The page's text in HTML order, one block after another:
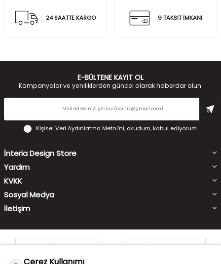
24 SAATTE KARGO 9 TAKSİT İMKANI
E-BÜLTENE KAYIT OL
Kampanyalar ve yeniliklerden güncel olarak haberdar olun.
Kişisel Veri Aydınlatma Metni'ni, okudum, kabul ediyorum.
İnteria Design Store
Yardım
KVKK
Sosyal Medya
İletişim